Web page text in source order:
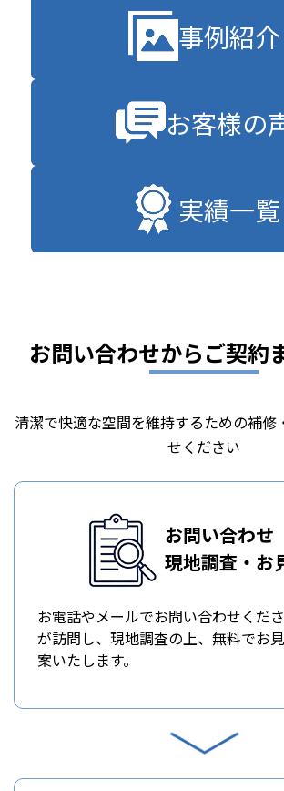
事例紹介
お客様の
実績一覧
お問い合わせからご契約
清潔で快適な空間を維持するための補修
せください
お問い合わせ
現地調査・お
お電話やメールでお問い合わせくだ
が訪問し、現地調査の上、無料でお
案いたします。